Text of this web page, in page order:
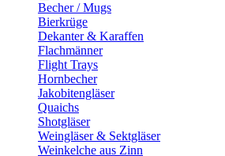
Becher / Mugs
Bierkrüge
Dekanter & Karaffen
Flachmänner
Flight Trays
Hornbecher
Jakobitengläser
Quaichs
Shotgläser
Weingläser & Sektgläser
Weinkelche aus Zinn